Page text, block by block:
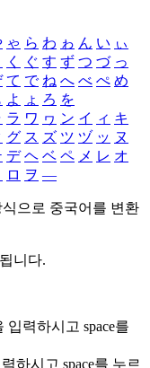
ゃ ら わ ゎ ん い ぃ
く ぐ す ず つ づ っ
て で ね へ べ ぺ め
よ ょ ろ を
ラ ワ ヮ ン イ ィ キ
グ ス ズ ツ ヅ ッ ヌ
デ ヘ ベ ペ メ レ オ
ロ ヲ ―
으로 중국어를 변환
니다.
입력하시고 space를
하시고 space를 누르